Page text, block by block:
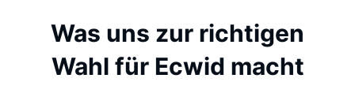
Was uns zur richtigen
Wahl für Ecwid macht